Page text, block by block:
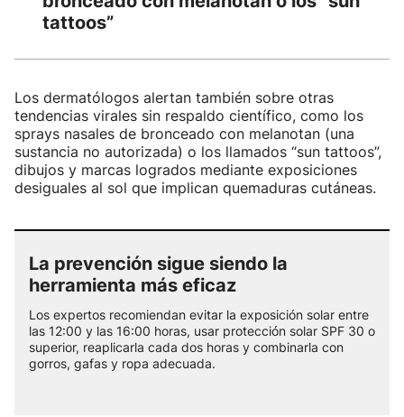
tattoos”
Los dermatólogos alertan también sobre otras
tendencias virales sin respaldo científico, como los
sprays nasales de bronceado con melanotan (una
sustancia no autorizada) o los llamados “sun tattoos”,
dibujos y marcas logrados mediante exposiciones
desiguales al sol que implican quemaduras cutáneas.
La prevención sigue siendo la
herramienta más eficaz
Los expertos recomiendan evitar la exposición solar entre
las 12:00 y las 16:00 horas, usar protección solar SPF 30 o
superior, reaplicarla cada dos horas y combinarla con
gorros, gafas y ropa adecuada.